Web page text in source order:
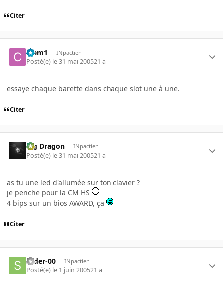
Citer
Clem1 INpactien
Posté(e) le 31 mai 200521 a
essaye chaque barette dans chaque slot une à une.
Citer
Big Dragon INpactien
Posté(e) le 31 mai 200521 a
as tu une led d'allumée sur ton clavier ?
je penche pour la CM HS
4 bips sur un bios AWARD, ça
Citer
slider-00 INpactien
Posté(e) le 1 juin 200521 a